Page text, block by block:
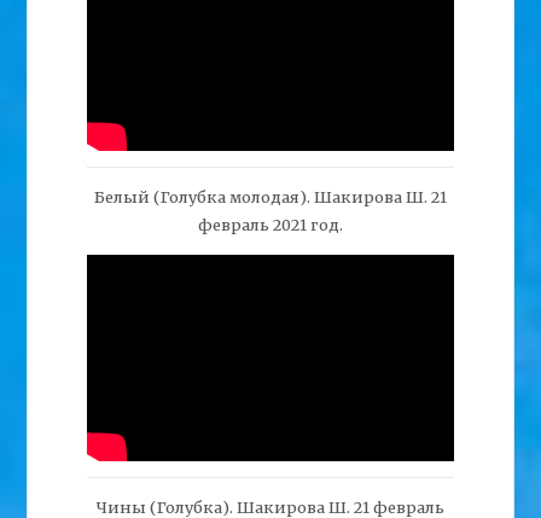
Белый (Голубка молодая). Шакирова Ш. 21
февраль 2021 год.
Чины (Голубка). Шакирова Ш. 21 февраль